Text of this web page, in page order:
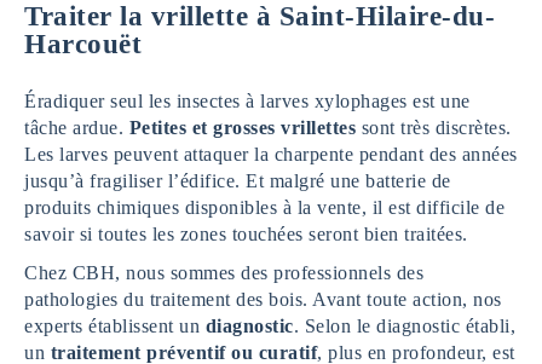
Traiter la vrillette à Saint-Hilaire-du-
Harcouët
Éradiquer seul les insectes à larves xylophages est une
tâche ardue. Petites et grosses vrillettes sont très discrètes.
Les larves peuvent attaquer la charpente pendant des années
jusqu’à fragiliser l’édifice. Et malgré une batterie de
produits chimiques disponibles à la vente, il est difficile de
savoir si toutes les zones touchées seront bien traitées.
Chez CBH, nous sommes des professionnels des
pathologies du traitement des bois. Avant toute action, nos
experts établissent un diagnostic. Selon le diagnostic établi,
un traitement préventif ou curatif, plus en profondeur, est